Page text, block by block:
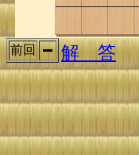
前回 解 答